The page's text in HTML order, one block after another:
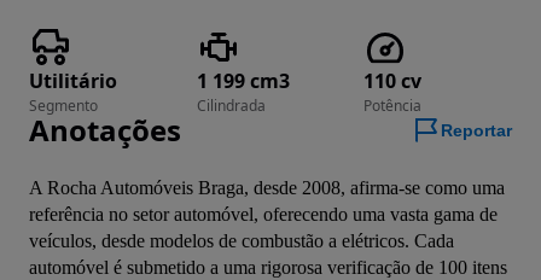
Utilitário
Segmento
1 199 cm3
Cilindrada
110 cv
Potência
Anotações Reportar
A Rocha Automóveis Braga, desde 2008, afirma-se como uma
referência no setor automóvel, oferecendo uma vasta gama de
veículos, desde modelos de combustão a elétricos. Cada
automóvel é submetido a uma rigorosa verificação de 100 itens